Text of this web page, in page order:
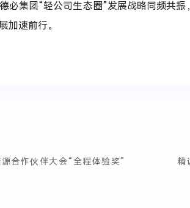
必集团“轻公司生态圈”发展战略同频共
加速前行。
合作伙伴大会“全程体验奖” 精